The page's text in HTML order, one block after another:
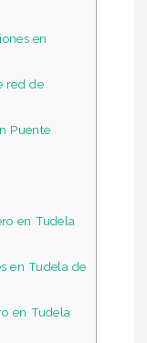
en
red de
Puente
en Tudela
en Tudela de
en Tudela